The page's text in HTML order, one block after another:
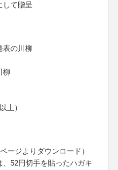
して贈呈
表の川柳
柳
上）
ージよりダウンロード）
52円切手を貼ったハガキ